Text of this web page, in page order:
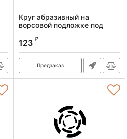
Круг абразивный на
ворсовой подложке под
шт.// Сибртех
Артикул: 738407
123 ₽
Предзаказ